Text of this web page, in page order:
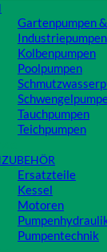
Gartenpumpen
Industriepumpen
Kolbenpumpen
Poolpumpen
Tauchpumpen
Teichpumpen
Ersatzteile
Kessel
Motoren
Pumpentechnik